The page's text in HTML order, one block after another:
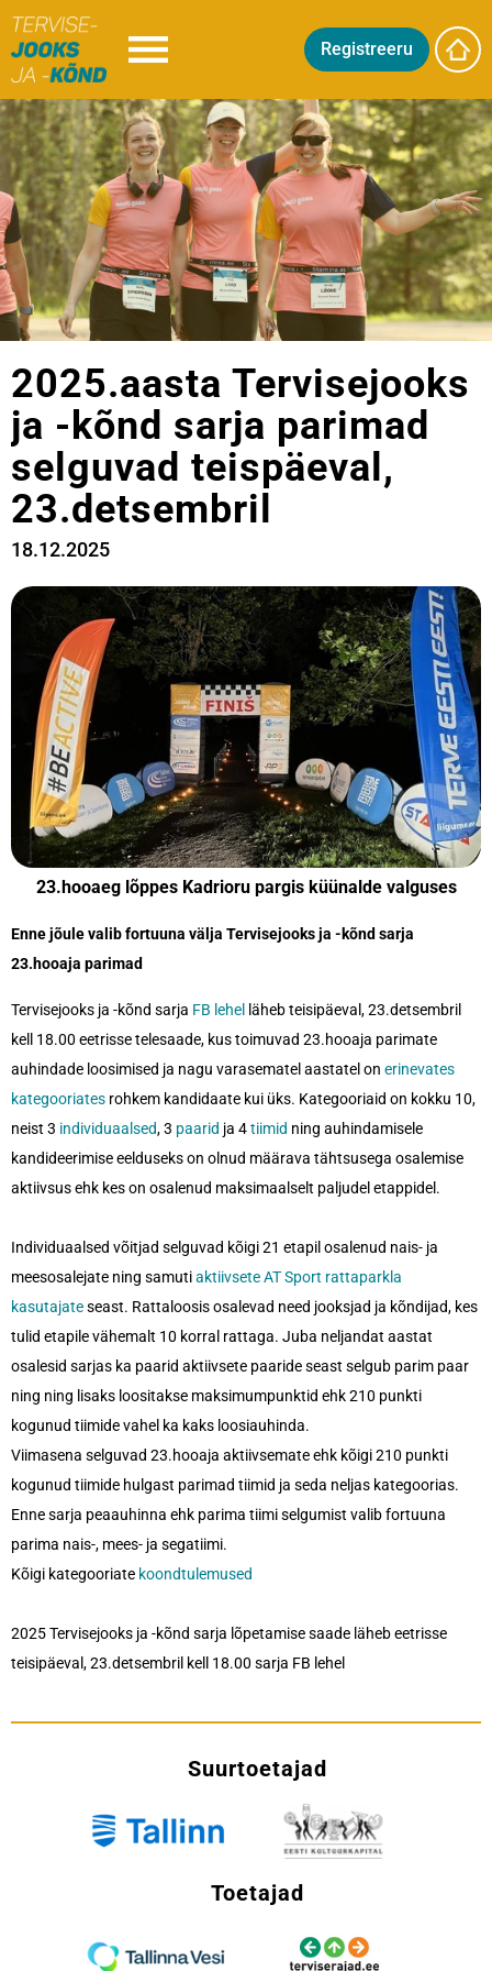
Registreeru
2025.aasta Tervisejooks
ja -kõnd sarja parimad
selguvad teispäeval,
23.detsembril
18.12.2025
23.hooaeg lõppes Kadrioru pargis küünalde valguses
Enne jõule valib fortuuna välja Tervisejooks ja -kõnd sarja
23.hooaja parimad
Tervisejooks ja -kõnd sarja FB lehel läheb teisipäeval, 23.detsembril
kell 18.00 eetrisse telesaade, kus toimuvad 23.hooaja parimate
auhindade loosimised ja nagu varasematel aastatel on erinevates
kategooriates rohkem kandidaate kui üks. Kategooriaid on kokku 10,
neist 3 individuaalsed, 3 paarid ja 4tiimid ning auhindamisele
kandideerimise eelduseks on olnud määrava tähtsusega osalemise
aktiivsus ehk kes on osalenud maksimaalselt paljudel etappidel.
Individuaalsed võitjad selguvad kõigi 21 etapil osalenud nais- ja
meesosalejate ning samutiaktiivsete AT Sport rattaparkla
kasutajateseast. Rattaloosis osalevad need jooksjad ja kõndijad, kes
tulid etapile vähemalt 10 korral rattaga. Juba neljandat aastat
osalesid sarjas ka paarid aktiivsete paaride seast selgub parim paar
ning ning lisaks loositakse maksimumpunktid ehk 210 punkti
kogunud tiimide vahel ka kaks loosiauhinda.
Viimasena selguvad 23.hooaja aktiivsemate ehk kõigi 210 punkti
kogunud tiimide hulgast parimad tiimid ja seda neljas kategoorias.
Enne sarja peaauhinna ehk parima tiimi selgumist valib fortuuna
parima nais-, mees- ja segatiimi.
Kõigi kategooriate koondtulemused
2025 Tervisejooks ja -kõnd sarja lõpetamise saade läheb eetrisse
teisipäeval, 23.detsembril kell 18.00 sarja FB lehel
Suurtoetajad
Toetajad